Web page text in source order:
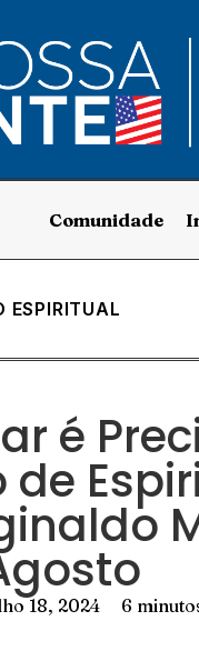
Comunidade
ESPIRITUAL
é
de
18, 2024 6